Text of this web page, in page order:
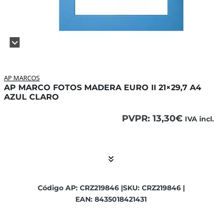
AP MARCOS
AP MARCO FOTOS MADERA EURO II 21×29,7 A4
AZUL CLARO
PVPR: 13,30€ IVA incl.
Código AP: CRZ219846 |SKU: CRZ219846 |
EAN: 8435018421431